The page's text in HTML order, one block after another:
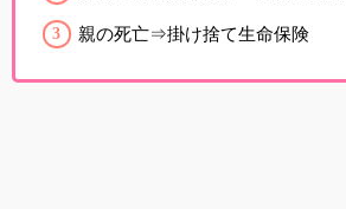
親の死亡⇒掛け捨て生命保険